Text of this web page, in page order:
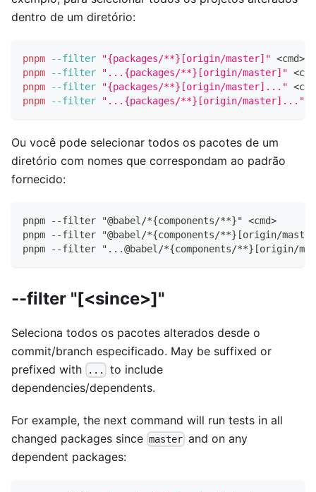
dentro de um diretório:
pnpm --filter "{packages/**}[origin/master]" <cmd>
pnpm
--filter "...{packages/**}[origin/master]" <cmd
pnpm
--filter "{packages/**}[origin/master]..." <cmd
pnpm
--filter "...{packages/**}[origin/master]..."
Ou você pode selecionar todos os pacotes de um
diretório com nomes que correspondam ao padrão
fornecido:
pnpm --filter "@babel/*{components/**}" <cmd>
pnpm --filter "@babel/*{components/**}[origin/
pnpm --filter "...@babel/*{components/**}[origin/
--filter "[<since>]"
Seleciona todos os pacotes alterados desde o
commit/branch especificado. May be suffixed or
prefixed with
...
to include
dependencies/dependents.
For example, the next command will run tests in all
changed packages since master and on any
dependent packages: